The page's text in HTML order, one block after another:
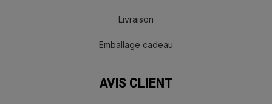
Livraison
Emballage cadeau
AVIS CLIENT